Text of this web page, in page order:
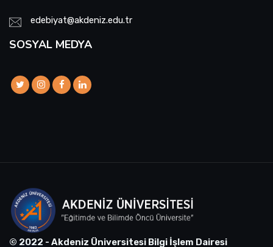
edebiyat@akdeniz.edu.tr
SOSYAL MEDYA
© 2022 - Akdeniz Üniversitesi Bilgi İşlem Dairesi